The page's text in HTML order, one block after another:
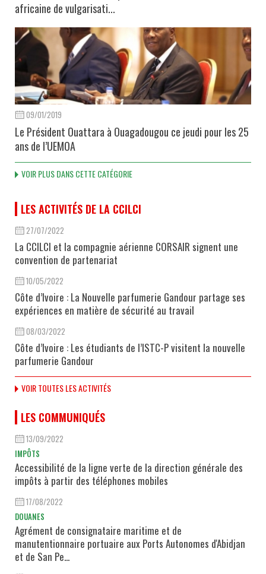
africaine de vulgarisati...
09/01/2019
Le Président Ouattara à Ouagadougou ce jeudi pour les 25
ans de l’UEMOA
VOIR PLUS DANS CETTE CATÉGORIE
LES ACTIVITÉS DE LA CCILCI
27/07/2022
La CCILCI et la compagnie aérienne CORSAIR signent une
convention de partenariat
10/05/2022
Côte d’Ivoire : La Nouvelle parfumerie Gandour partage ses
expériences en matière de sécurité au travail
08/03/2022
Côte d’Ivoire : Les étudiants de l’ISTC-P visitent la nouvelle
parfumerie Gandour
VOIR TOUTES LES ACTIVITÉS
LES COMMUNIQUÉS
13/09/2022
IMPÔTS
Accessibilité de la ligne verte de la direction générale des
impôts à partir des téléphones mobiles
17/08/2022
DOUANES
Agrément de consignataire maritime et de
manutentionnaire portuaire aux Ports Autonomes d'Abidjan
et de San Pe...